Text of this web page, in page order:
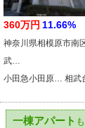
360万円 11.66%
神奈川県相模原市南
武…
小田急小田原… 相武
一棟アパート